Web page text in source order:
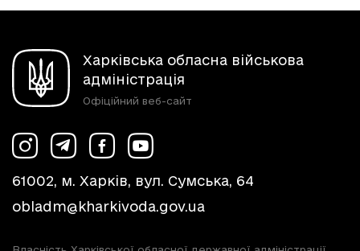
Харківська обласна військова
адміністрація
Офіційний веб-сайт
61002, м. Харків, вул. Сумська, 64
obladm@kharkivoda.gov.ua